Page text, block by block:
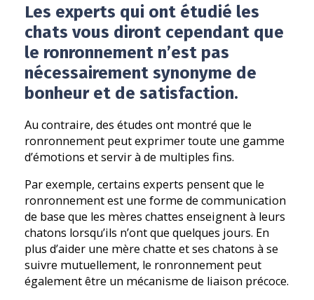
Les experts qui ont étudié les
chats vous diront cependant que
le ronronnement n’est pas
nécessairement synonyme de
bonheur et de satisfaction.
Au contraire, des études ont montré que le
ronronnement peut exprimer toute une gamme
d’émotions et servir à de multiples fins.
Par exemple, certains experts pensent que le
ronronnement est une forme de communication
de base que les mères chattes enseignent à leurs
chatons lorsqu’ils n’ont que quelques jours. En
plus d’aider une mère chatte et ses chatons à se
suivre mutuellement, le ronronnement peut
également être un mécanisme de liaison précoce.